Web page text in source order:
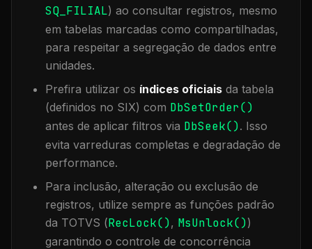
SQ_FILIAL) ao consultar registros, mesmo
em tabelas marcadas como compartilhadas,
para respeitar a segregação de dados entre
unidades.
Prefira utilizar os índices oficiais da tabela
(definidos no SIX) com DbSetOrder()
antes de aplicar filtros via DbSeek(). Isso
evita varreduras completas e degradação de
performance.
Para inclusão, alteração ou exclusão de
registros, utilize sempre as funções padrão
da TOTVS (RecLock(), MsUnlock())
garantindo o controle de concorrência